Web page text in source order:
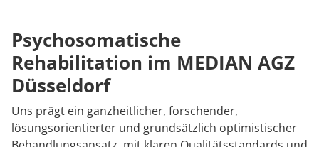
Psychosomatische
Rehabilitation im MEDIAN AGZ
Düsseldorf
Uns prägt ein ganzheitlicher, forschender,
lösungsorientierter und grundsätzlich optimistischer